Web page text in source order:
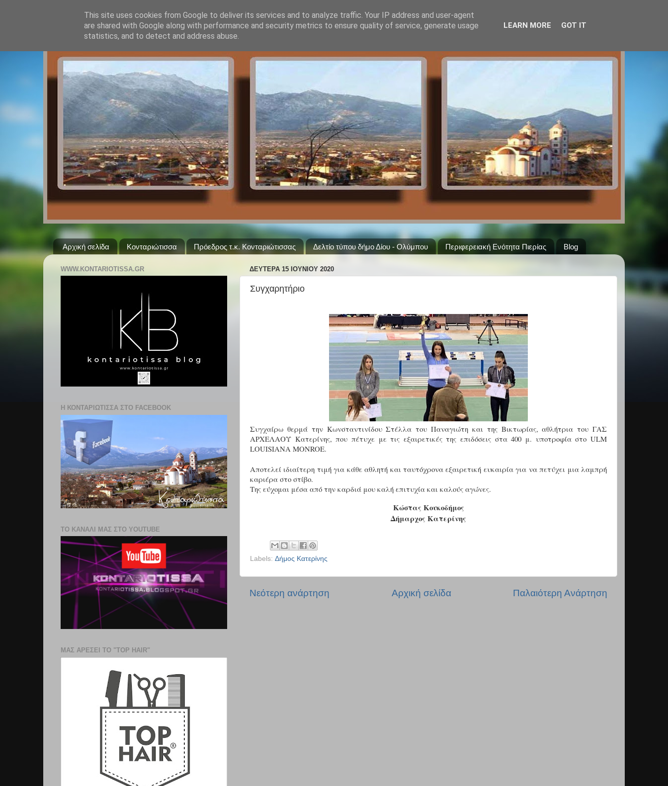
Αρχική σελίδα Κονταριώτισσα Πρόεδρος τ.κ. Κονταριώτισσας Δελτίο τύπου δήμο Δίου - Ολύμπου Περιφερειακή Ενότητα Πιερίας Blog
ΔΕΥΤΈΡΑ 15 ΙΟΥΝΊΟΥ 2020
Συγχαρητήριο
Συγχαίρω θερμά την Κωνσταντινίδου Στέλλα του Παναγιώτη και της Βικτωρίας, αθλήτρια του ΓΑΣ
ΑΡΧΕΛΑΟΥ Κατερίνης, που πέτυχε με τις εξαιρετικές της επιδόσεις στα 400 μ. υποτροφία στο ULM
LOUISIANA MONROE.
Αποτελεί ιδιαίτερη τιμή για κάθε αθλητή και ταυτόχρονα εξαιρετική ευκαιρία για να πετύχει μια λαμπρή
καριέρα στο στίβο.
Της εύχομαι μέσα από την καρδιά μου καλή επιτυχία και καλούς αγώνες.
Κώστας Κουκοδήμος
Δήμαρχος Κατερίνης
Labels: Δήμος Κατερίνης
Νεότερη ανάρτηση Παλαιότερη Ανάρτηση
Αρχική σελίδα
WWW.KONTARIOTISSA.GR
Η ΚΟΝΤΑΡΙΩΤΙΣΣΑ ΣΤΟ FACEBOOK
ΤΟ ΚΑΝΑΛΙ ΜΑΣ ΣΤΟ YOUTUBE
ΜΑΣ ΑΡΕΣΕΙ ΤΟ "TOP HAIR"
This site uses cookies from Google to deliver its services and to analyze traffic. Your IP address and user-agent
are shared with Google along with performance and security metrics to ensure quality of service, generate usage
statistics, and to detect and address abuse.
LEARN MORE GOT IT